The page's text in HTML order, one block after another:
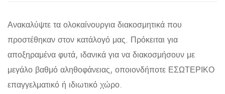
Ανακαλύψτε τα ολοκαίνουργια διακοσμητικά που
προστέθηκαν στον κατάλογό μας. Πρόκειται για
αποξηραμένα φυτά, ιδανικά για να διακοσμήσουν με
μεγάλο βαθμό αληθοφάνειας, οποιονδήποτε ΕΣΩΤΕΡΙΚΟ
επαγγελματικό ή ιδιωτικό χώρο.